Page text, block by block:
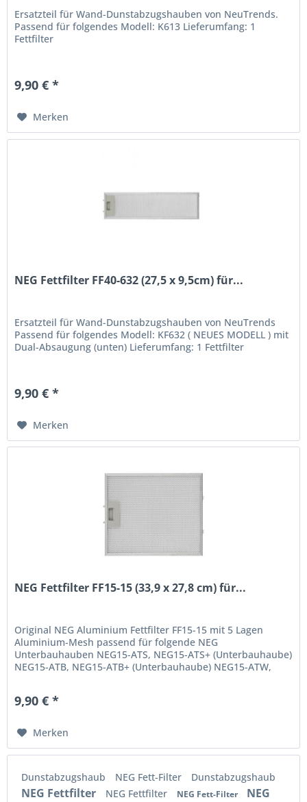
Ersatzteil für Wand-Dunstabzugshauben von NeuTrends.
Passend für folgendes Modell: K613 Lieferumfang: 1
Fettfilter
9,90 € *
Merken
NEG Fettfilter FF40-632 (27,5 x 9,5cm) für...
Ersatzteil für Wand-Dunstabzugshauben von NeuTrends
Passend für folgendes Modell: KF632 ( NEUES MODELL ) mit
Dual-Absaugung (unten) Lieferumfang: 1 Fettfilter
9,90 € *
Merken
NEG Fettfilter FF15-15 (33,9 x 27,8 cm) für...
Original NEG Aluminium Fettfilter FF15-15 mit 5 Lagen
Aluminium-Mesh passend für folgende NEG
Unterbauhauben NEG15-ATS, NEG15-ATS+ (Unterbauhaube)
NEG15-ATB, NEG15-ATB+ (Unterbauhaube) NEG15-ATW,
9,90 € *
Merken
Dunstabzugshaub NEG Fett-Filter Dunstabzugshaub
NEG Fettfilter NEG Fettfilter NEG Fett-Filter NEG